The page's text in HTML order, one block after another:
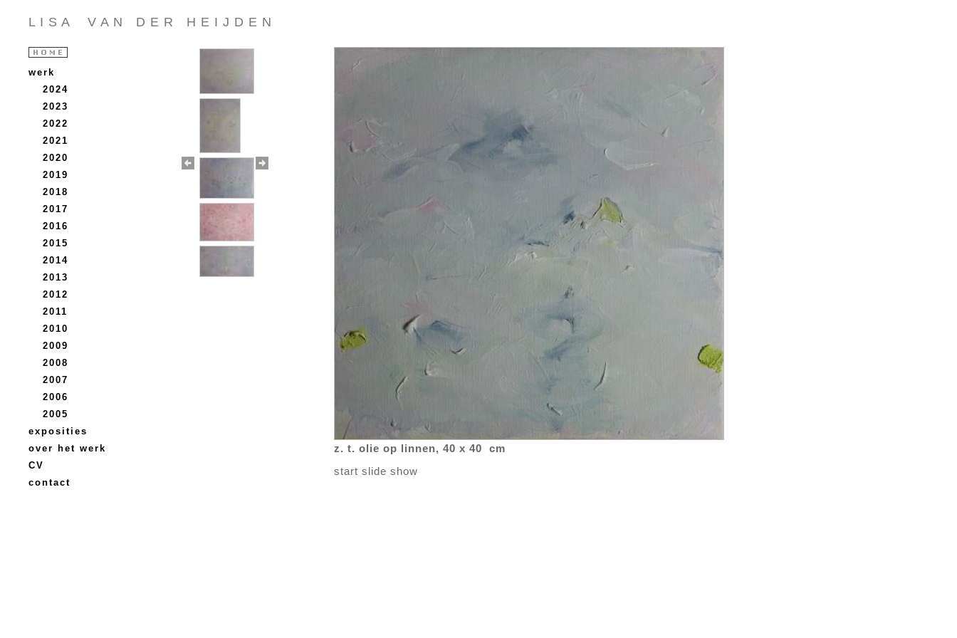
L I S A V A N D E R H E I J D E N
werk
2024
2023
2022
2021
2020
2019
2018
2017
2016
2015
2014
2013
2012
2011
2010
2009
2008
2007
2006
2005
exposities
over het werk
CV
contact
z. t. olie op linnen, 40 x 40 cm
start slide show